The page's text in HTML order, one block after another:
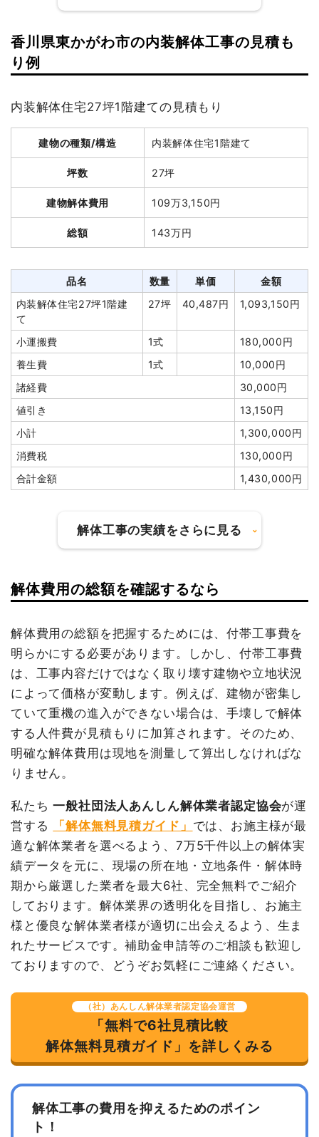
総額 342万円
木造住宅25坪2階建て
25坪 86,557円
2,163,930円
養生費
147m² 900円
火災ゴミ処分
30,000円
植木・植栽撤去
3m³ 6,000円
18,000円
諸経費
412,000円
値引き
小計
3,109,091円
消費税
310,909円
合計金額
3,420,000円
建物解体費用 333万3,700円
総額 462万円
鉄骨造工場73坪2階建
73坪
45,667
円
3,333,700
アスベスト撤去
170m² 1,800円
306,000円
室内残置物撤去
1式
80,000円
植木・植栽撤去
井戸解体埋め戻し費用
1式
50,000円
諸経費
327,500円
値引き
297,200円
小計
4,200,000
円
消費税
420,000円
合計金額
4,620,000
円
香川県東かがわ市の内装解体工事の見積も
り例
内装解体住宅27坪1階建ての見積もり
建物の種類/構造 内装解体住宅1階建て
坪数 27坪
建物解体費用 109万3,150円
総額 143万円
品名 数量 単価
金額
内装解体住宅27坪1階建
て
27坪 40,487円 1,093,150円
小運搬費 1式
180,000円
養生費
1式
10,000円
諸経費
30,000円
値引き
13,150円
小計
1,300,000円
消費税
130,000円
合計金額
1,430,000円
解体工事の実績をさらに見る
建物の種類/構造 内装解体店舗1階建て
建物解体費用 43万8,320円
品名 数量 単価
金額
内装解体店舗39坪1階建て
39坪 11,239円
438,320円
養生費
植木・植栽撤去
1式
30,000円
諸経費
50,000円
値引き
0円
小計
518,320円
消費税
41,466円
合計金額
559,786円
解体費用の総額を確認するなら
解体費用の総額を把握するためには、付帯工事費を
明らかにする必要があります。しかし、付帯工事費
は、工事内容だけではなく取り壊す建物や立地状況
によって価格が変動します。例えば、建物が密集し
ていて重機の進入ができない場合は、手壊しで解体
する人件費が見積もりに加算されます。そのため、
明確な解体費用は現地を測量して算出しなければな
りません。
私たち一般社団法人あんしん解体業者認定協会が運
営する
「解体無料見積ガイド」 では、お施主様が最
適な解体業者を選べるよう、7万5千件以上の解体実
績データを元に、現場の所在地・立地条件・解体時
期から厳選した業者を最大6社、完全無料でご紹介
しております。解体業界の透明化を目指し、お施主
様と優良な解体業者様が適切に出会えるよう、生ま
れたサービスです。補助金申請等のご相談も歓迎し
ておりますので、どうぞお気軽にご連絡ください。
（社）あんしん解体業者認定協会運営
「無料で6社見積比較
解体無料見積ガイド」を詳しくみる
解体工事の費用を抑えるためのポイン
ト！